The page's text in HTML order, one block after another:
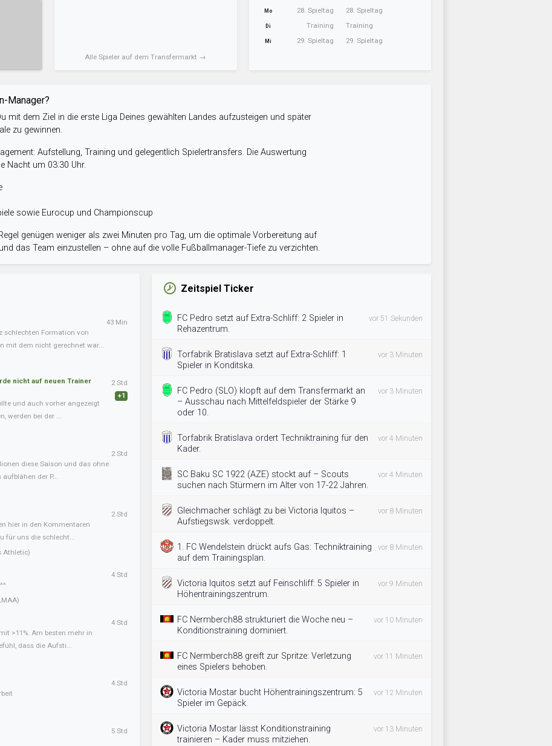
Alle Spieler auf dem Transfermarkt →
Mo 28. Spieltag
Di Training
Mi 29. Spieltag
28. Spieltag
Training
29. Spieltag
Manager?
mit dem Ziel in die erste Liga Deines gewählten Landes aufzusteigen und später
zu gewinnen.
Aufstellung, Training und gelegentlich Spielertransfers. Die Auswertung
Nacht um 03:30 Uhr.
sowie Eurocup und Championscup
genügen weniger als zwei Minuten pro Tag, um die optimale Vorbereitung auf
das Team einzustellen – ohne auf die volle Fußballmanager-Tiefe zu verzichten.
schlechten Formation von
mit dem nicht gerechnet war...
43 Min
nicht auf neuen Trainer
und auch vorher angezeigt
werden bei der ...
2 Std
+1
diese Saison und das ohne
der P...
2 Std
hier in den Kommentaren
für uns die schlecht...
Athletic)
2 Std
4 Std
>11%. Am besten mehr in
dass die Aufsti...
4 Std
4 Std
5 Std
Zeitspiel Ticker
FC Pedro setzt auf Extra-Schliff: 2 Spieler in
Rehazentrum.
vor 51 Sekunden
Torfabrik Bratislava setzt auf Extra-Schliff: 1
Spieler in Konditska.
vor 3 Minuten
FC Pedro (SLO) klopft auf dem Transfermarkt an
– Ausschau nach Mittelfeldspieler der Stärke 9
oder 10.
vor 3 Minuten
Torfabrik Bratislava ordert Techniktraining für den
Kader.
vor 4 Minuten
SC Baku SC 1922 (AZE) stockt auf – Scouts
suchen nach Stürmern im Alter von 17-22 Jahren.
vor 4 Minuten
Gleichmacher schlägt zu bei Victoria Iquitos –
Aufstiegswsk. verdoppelt.
vor 8 Minuten
1. FC Wendelstein drückt aufs Gas: Techniktraining
auf dem Trainingsplan.
vor 8 Minuten
Victoria Iquitos setzt auf Feinschliff: 5 Spieler in
Höhentrainingszentrum.
vor 9 Minuten
FC Nermberch88 strukturiert die Woche neu –
Konditionstraining dominiert.
vor 10 Minuten
FC Nermberch88 greift zur Spritze: Verletzung
eines Spielers behoben.
vor 11 Minuten
Victoria Mostar bucht Höhentrainingszentrum: 5
Spieler im Gepäck.
vor 12 Minuten
Victoria Mostar lässt Konditionstraining
trainieren – Kader muss mitziehen.
vor 13 Minuten